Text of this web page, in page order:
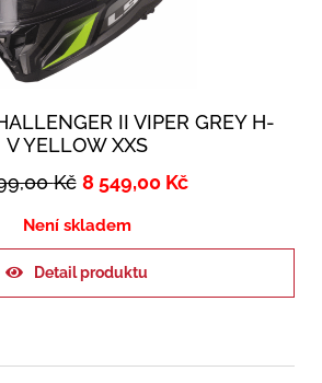
II VIPER GREY H-
V YELLOW XXS
Kč 8 549,00 Kč
Není skladem
Detail produktu